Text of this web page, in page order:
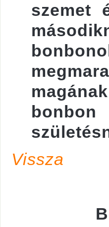
szemet
Vissza